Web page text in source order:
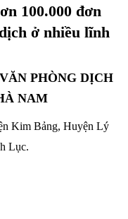
100.000 đơn
ở nhiều lĩnh
PHÒNG DỊCH
NAM
Kim Bảng, Huyện Lý
Lục.